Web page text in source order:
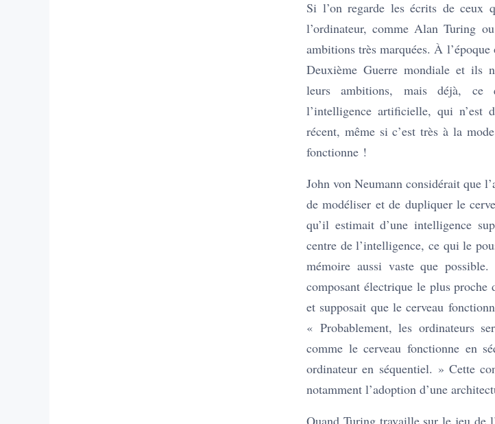
Si l’on regarde les écrits de ceux
l’ordinateur, comme Alan Turing
ambitions très marquées. À
Deuxième Guerre mondiale et ils
leurs ambitions, mais déjà, ce
l’intelligence artificielle, qui n’est
récent, même si c’est très à la
fonctionne !
John von Neumann considérait que
de modéliser et de dupliquer le
qu’il estimait d’une intelligence
centre de l’intelligence, ce qui le
mémoire aussi vaste que
composant électrique le plus
et supposait que le cerveau
« Probablement, les ordinateurs
comme le cerveau fonctionne en
ordinateur en séquentiel. » Cette
notamment l’adoption d’une
Quand Turing travaille sur le jeu de